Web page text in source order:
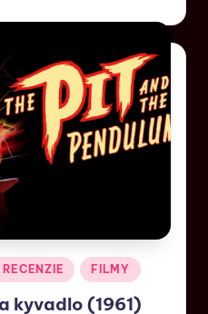
FILMY
kyvadlo (1961)